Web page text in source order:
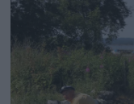
Arkiv
Video